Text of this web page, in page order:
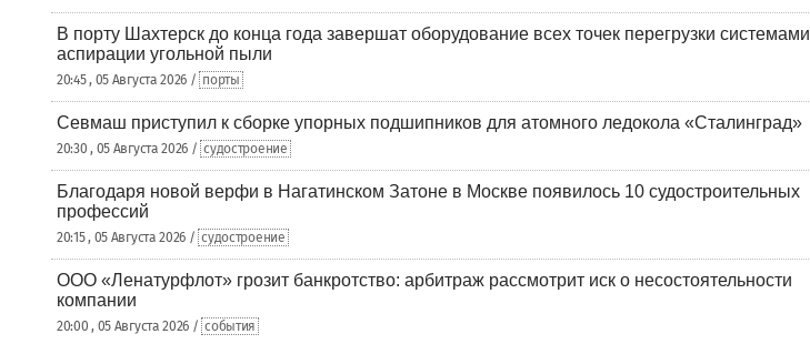
В порту Шахтерск до конца года завершат оборудование всех точек перегрузки системами
аспирации угольной пыли
20:45 , 05 Августа 2026 / порты
Севмаш приступил к сборке упорных подшипников для атомного ледокола «Сталинград»
20:30 , 05 Августа 2026 / судостроение
Благодаря новой верфи в Нагатинском Затоне в Москве появилось 10 судостроительных
профессий
20:15 , 05 Августа 2026 / судостроение
ООО «Ленатурфлот» грозит банкротство: арбитраж рассмотрит иск о несостоятельности
компании
20:00 , 05 Августа 2026 / события